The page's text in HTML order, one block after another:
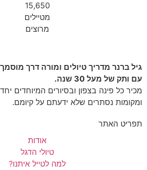
15,650
מטיילים
מרוצים
גיל ברנר מדריך טיולים ומורה דרך
עם ותק של מעל 30 שנה.
מכיר כל פינה בצפון ובסיורים המיוחדים
ומקומות נסתרים שלא ידעתם על קיומם.
תפריט האתר
אודות
טיולי הדגל
למה לטייל איתנו?